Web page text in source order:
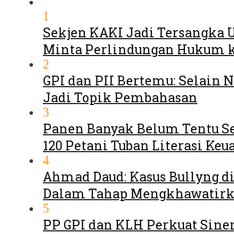
1
Sekjen KAKI Jadi Tersangka
Minta Perlindungan Hukum
2
GPI dan PII Bertemu: Selain
Jadi Topik Pembahasan
3
Panen Banyak Belum Tentu
120 Petani Tuban Literasi
4
Ahmad Daud: Kasus Bullyng
Dalam Tahap
5
PP GPI dan KLH Perkuat